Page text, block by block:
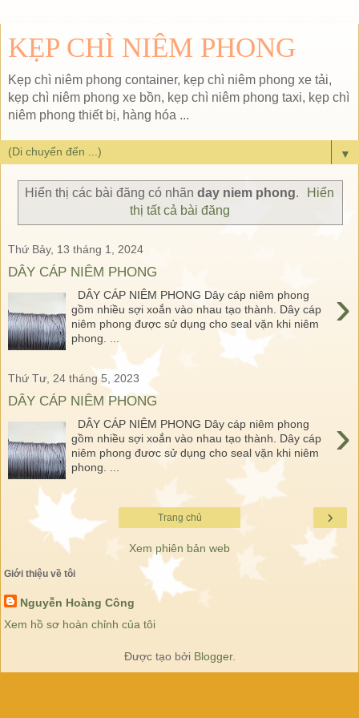
KẸP CHÌ NIÊM PHONG
Kẹp chì niêm phong container, kẹp chì niêm phong xe tải,
kẹp chì niêm phong xe bồn, kẹp chì niêm phong taxi, kẹp chì
niêm phong thiết bị, hàng hóa ...
▼
Hiển thị các bài đăng có nhãn day niem phong.
Hiển
thị tất cả bài đăng
Thứ Bảy, 13 tháng 1, 2024
DÂY CÁP NIÊM PHONG
›
DÂY CÁP NIÊM PHONG Dây cáp niêm phong
gồm nhiều sợi xoắn vào nhau tạo thành. Dây cáp
niêm phong được sử dụng cho seal vặn khi niêm
phong. ...
Thứ Tư, 24 tháng 5, 2023
DÂY CÁP NIÊM PHONG
›
DÂY CÁP NIÊM PHONG Dây cáp niêm phong
gồm nhiều sợi xoắn vào nhau tạo thành. Dây cáp
niêm phong đươc sử dụng cho seal vặn khi niêm
phong. ...
›
Trang chủ
Xem phiên bản web
Giới thiệu về tôi
Nguyễn Hoàng Công
Xem hồ sơ hoàn chỉnh của tôi
Được tạo bởi Blogger.